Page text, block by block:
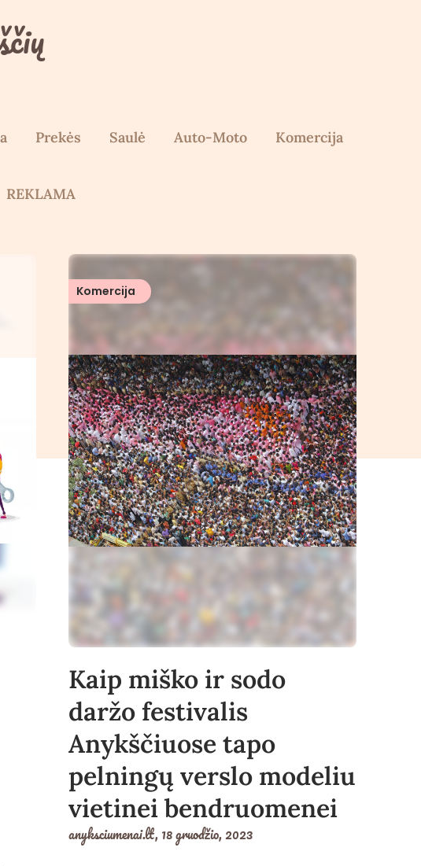
Prekės Saulė Auto-Moto Komercija
REKLAMA
Komercija
Kaip miško ir sodo
daržo festivalis
Anykščiuose tapo
pelningų verslo modeliu
vietinei bendruomenei
anyksciumenai.lt,18 gruodžio, 2023